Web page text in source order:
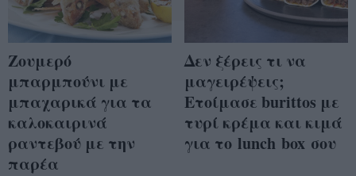
Ζουμερό
μπαρμπούνι με
μπαχαρικά για τα
καλοκαιρινά
ραντεβού με την
παρέα
Δεν ξέρεις τι να
μαγειρέψεις;
Ετοίμασε burittos με
τυρί κρέμα και κιμά
για το lunch box σου